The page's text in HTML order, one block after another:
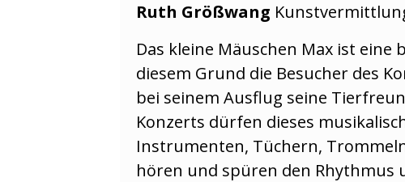
Ruth Größwang
Das kleine Mäuschen Max ist
diesem Grund die Besucher des
bei seinem Ausflug seine
Konzerts dürfen dieses
Instrumenten, Tüchern,
hören und spüren den Rhythmus